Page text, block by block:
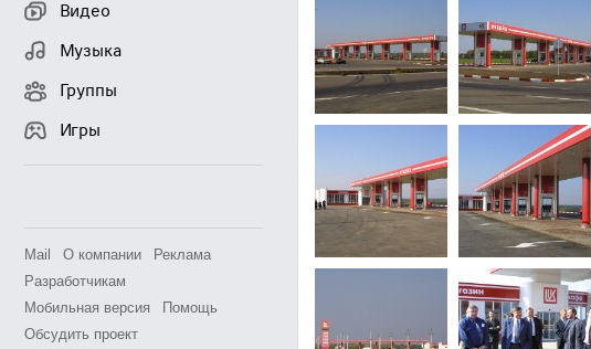
Видео
Музыка
Группы
Игры
Mail О компании
Реклама
Разработчикам
Мобильная версия
Помощь
Обсудить проект